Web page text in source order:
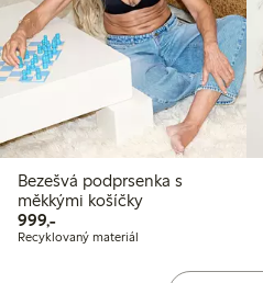
Bezešvá podprsenka s
měkkými košíčky
999,-999,00 Kč
Recyklovaný materiál